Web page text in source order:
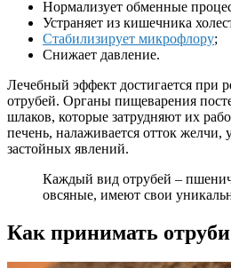
Нормализует обменные
Устраняет из кишечника
Стабилизирует микрофлору;
Снижает давление.
Лечебный эффект достигается при
отрубей. Органы пищеварения
шлаков, которые затрудняют их
печень, налаживается отток
застойных явлений.
Каждый вид отрубей –
овсяные, имеют свои
Как принимать отруби